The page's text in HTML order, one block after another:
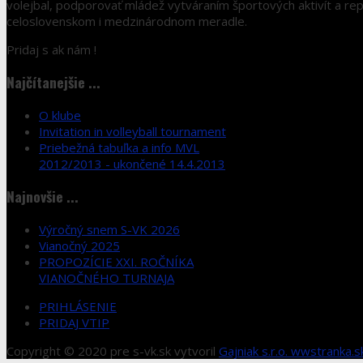
volejbal, podporovať mládež vytváraním športových aktivít a
celoslovenskom i medzinárodnom meradle.
Pridaj s ak nám !
Najčítanejšie ...
O klube
Invitation in volleyball tournament
Priebežná tabuľka a info MVL
2012/2013 - ukončené 14.4.2013
Najnovšie ...
Výročný snem S-VK 2026
Vianočný 2025
PROPOZÍCIE XXI. ROČNÍKA
VIANOČNÉHO TURNAJA
PRIHLÁSENIE
PRIDAJ VTIP
Copyright © 2020 pre s-vk.sk vytvoril Gajniak s.r.o.